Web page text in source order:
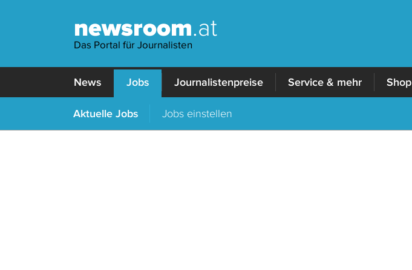
newsroom.at
Das Portal für Journalisten
News Jobs Journalistenpreise Service & mehr Shop
Aktuelle Jobs Jobs einstellen